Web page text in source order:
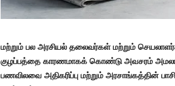
மற்றும் பல அரசியல் தலைவர்கள் மற்றும்
குழப்பத்தை காரணமாகக் கொண்டு அவசரம்
பணவிலவை அதிகரிப்பு மற்றும் அரசாங்கத்தின்